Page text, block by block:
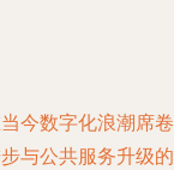
今数字化浪潮席
与公共服务升级